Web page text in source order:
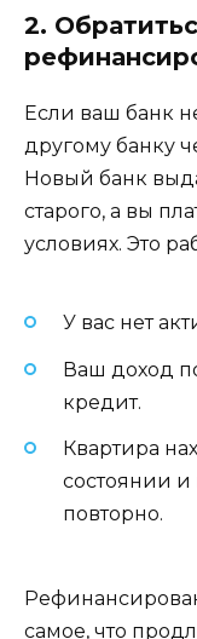
2.
Если ваш банк
другому банку
Новый банк
старого, а вы
условиях. Это
У вас нет
Ваш доход
кредит.
Квартира
состоянии и
повторно.
самое, что